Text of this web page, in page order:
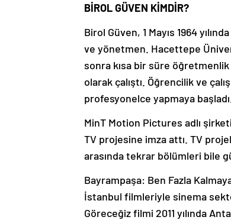
BİROL GÜVEN KİMDİR?
Birol Güven, 1 Mayıs 1964
ve yönetmen. Hacettepe
sonra kısa bir süre
olarak çalıştı. Öğrencilik ve
profesyonelce yapmaya başladı.
MinT Motion Pictures adlı
TV projesine imza attı. TV
arasında tekrar bölümleri bile
Bayrampaşa: Ben Fazla
İstanbul filmleriyle sinema
Göreceğiz filmi 2011 yılında